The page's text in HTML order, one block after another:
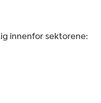
innenfor sektorene: